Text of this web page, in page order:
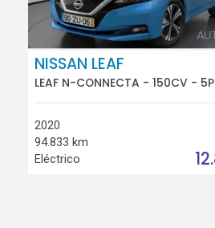
NISSAN LEAF
LEAF N-CONNECTA - 150CV - 5P
2020
94.833 km
Eléctrico